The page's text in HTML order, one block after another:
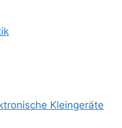
Kleingeräte